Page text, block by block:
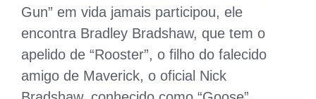
Gun” em vida jamais participou, ele
encontra Bradley Bradshaw, que tem o
apelido de “Rooster”, o filho do falecido
amigo de Maverick, o oficial Nick